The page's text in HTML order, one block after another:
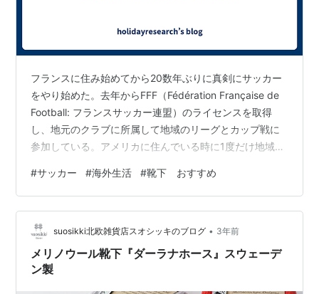
フランスに住み始めてから20数年ぶりに真剣にサッカー
をやり始めた。去年からFFF（Fédération Française de
Football: フランスサッカー連盟）のライセンスを取得
し、地元のクラブに所属して地域のリーグとカップ戦に
参加している。アメリカに住んでいる時に1度だけ地域の
しいのとなんとなくそのチームの雰囲気が自分とは合わ
なかった。しかし、今のチームは運営もしっかりしてお
り、サッカーが文化として根付いているフランスの素晴
らしさを感じることができる。 一口にサッカーと言って
も国が違えばスタイルが異なるのが面白い。さらにここ
15年…
#サッカー #海外生活 #靴下 おすすめ
suosikki北欧雑貨店スオシッキのブログ • 3年前
メリノウール靴下『ダーラナホース』スウェーデ
ン製